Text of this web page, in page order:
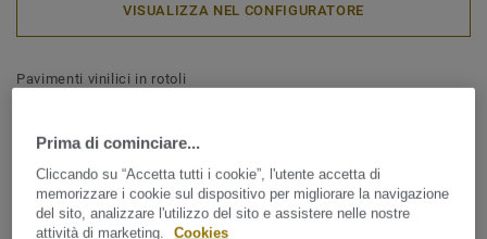
VISUALIZZA NEL CONFIGURATORE
Pavimenti vinilici in rotoli
legno, ceramica e con disegni grafici per rispondere alla
diverse esigenze della casa. La collezione assicura
un'elevata resistenza all'usura quotidiana ed un
Prima di cominciare...
Cliccando su “Accetta tutti i cookie”, l'utente accetta di
memorizzare i cookie sul dispositivo per migliorare la navigazione
del sito, analizzare l'utilizzo del sito e assistere nelle nostre
attività di marketing.
Cookies